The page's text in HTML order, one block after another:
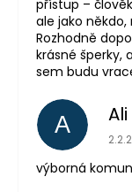
přístup –
ale jako
Rozhodně
krásné šperky,
sem budu
A Ali
výborná